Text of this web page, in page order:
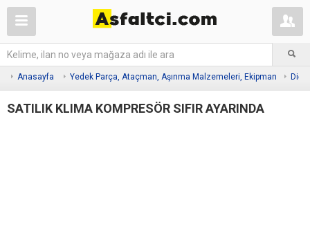
Anasayfa Yedek Parça, Ataçman, Aşınma Malzemeleri, Ekipman Diğer
SATILIK KLIMA KOMPRESÖR SIFIR AYARINDA